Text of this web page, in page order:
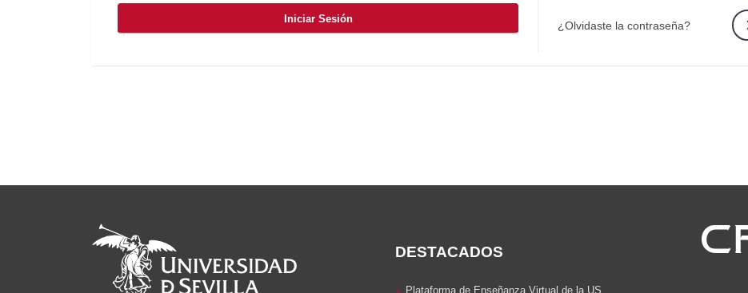
Iniciar Sesión
¿Olvidaste la contraseña?
DESTACADOS
Plataforma de Enseñanza Virtual de la US